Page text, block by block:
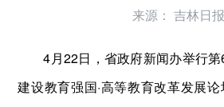
来源： 吉林日报
4月22日，省政府新闻办举行
建设教育强国·高等教育改革发展